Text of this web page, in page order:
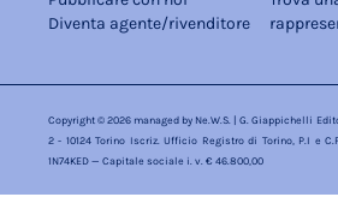
Diventa agente/rivenditore
Copyright © 2026 managed by Ne.W.S. | G. Giappichelli
2 - 10124 Torino Iscriz. Ufficio Registro di Torino, P.I e
1N74KED — Capitale sociale i. v. € 46.800,00